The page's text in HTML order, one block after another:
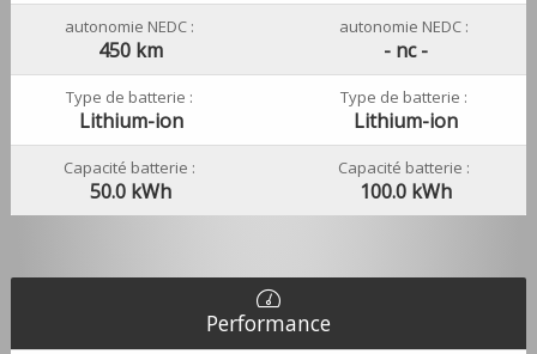
autonomie NEDC :
450 km
autonomie NEDC :
- nc -
Type de batterie :
Lithium-ion
Type de batterie :
Lithium-ion
Capacité batterie :
50.0 kWh
Capacité batterie :
100.0 kWh
Performance